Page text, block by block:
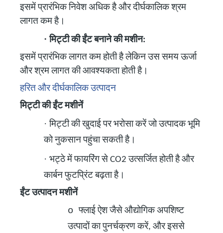
इसमें प्रारंभिक निवेश अधिक है और दीर्घकालिक श्रम
लागत कम है।
·मिट्टी की ईंट बनाने की मशीन:
इसमें प्रारंभिक लागत कम होती है लेकिन उस समय ऊर्जा
और श्रम लागत की आवश्यकता होती है।
हरित और दीर्घकालिक उत्पादन
मिट्टी की ईंट मशीनें
·मिट्टी की खुदाई पर भरोसा करें जो उत्पादक भूमि
को नुकसान पहुंचा सकती है।
· भट्ठे में फायरिंग से CO2 उत्सर्जित होती है और
कार्बन फुटप्रिंट बढ़ता है।
ईंट उत्पादन मशीनें
oफ्लाई ऐश जैसे औद्योगिक अपशिष्ट
उत्पादों का पुनर्चक्रण करें, और इससे